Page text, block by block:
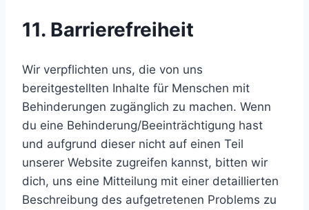
11. Barrierefreiheit
Wir verpflichten uns, die von uns
bereitgestellten Inhalte für Menschen mit
Behinderungen zugänglich zu machen. Wenn
du eine Behinderung/Beeinträchtigung hast
und aufgrund dieser nicht auf einen Teil
unserer Website zugreifen kannst, bitten wir
dich, uns eine Mitteilung mit einer detaillierten
Beschreibung des aufgetretenen Problems zu